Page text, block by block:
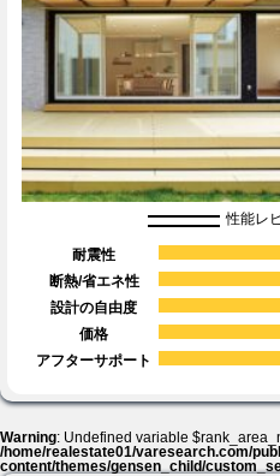
性能レ
耐震性
断熱/省エネ性
設計の自由度
価格
アフターサポート
Warning: Undefined variable
/home/realestate01/varesearch.com/
content/themes/gensen_child/